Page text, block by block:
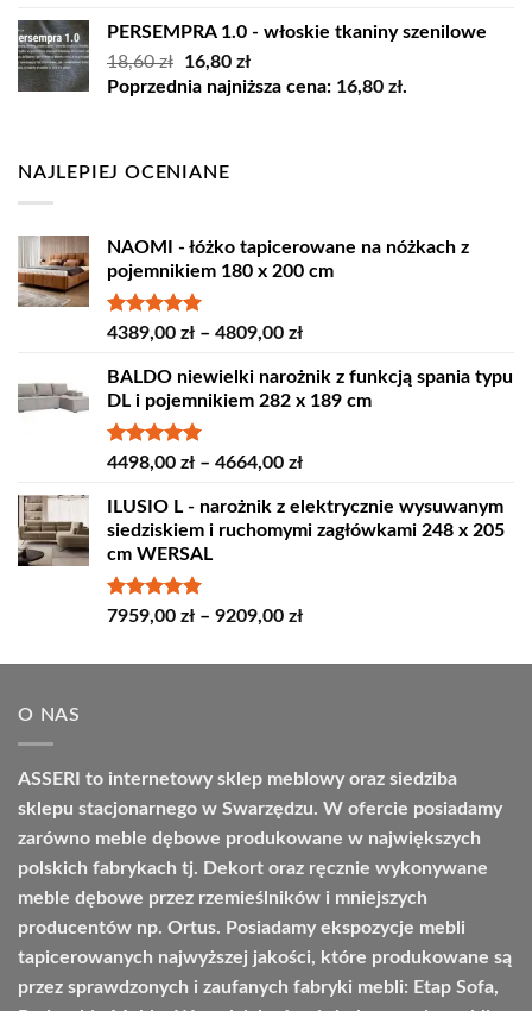
PERSEMPRA 1.0 - włoskie tkaniny szenilowe
18,60zł
Pierwotna
cena
16,80 złAktualna
cena
Poprzednia najniższa cena: 16,80 zł.
NAJLEPIEJ OCENIANE
NAOMI - łóżko tapicerowane na nóżkach z
pojemnikiem 180 x 200 cm
Oceniono
4389,00 zł – 4809,00 złZakres
od
4389,00 zł
4809,00 zł
BALDO niewielki narożnik z funkcją spania typu
DL i pojemnikiem 282 x 189 cm
Oceniono
4498,00 zł – 4664,00 złZakres
od
4498,00 zł
ILUSIO L - narożnik z elektrycznie wysuwanym
siedziskiem i ruchomymi zagłówkami 248 x 205
cm WERSAL
Oceniono
7959,00 zł – 9209,00 złZakres
od
O NAS
ASSERI to internetowy sklep meblowy oraz siedziba
sklepu stacjonarnego w Swarzędzu. W ofercie posiadamy
zarówno meble dębowe produkowane w największych
polskich fabrykach tj. Dekort oraz ręcznie wykonywane
meble dębowe przez rzemieślników i mniejszych
producentów np. Ortus. Posiadamy ekspozycje mebli
tapicerowanych najwyższej jakości, które produkowane są
przez sprawdzonych i zaufanych fabryki mebli: Etap Sofa,